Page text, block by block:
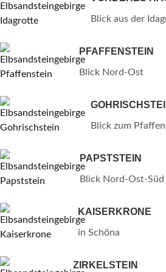
Blick aus der
PFAFFENSTEIN
Blick Nord-Ost
Blick zum
PAPSTSTEIN
Blick Nord-Ost-Süd
KAISERKRONE
in Schöna
ZIRKELSTEIN